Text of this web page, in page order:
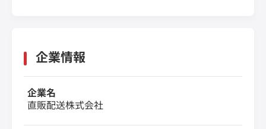
企業情報
企業名
直販配送株式会社